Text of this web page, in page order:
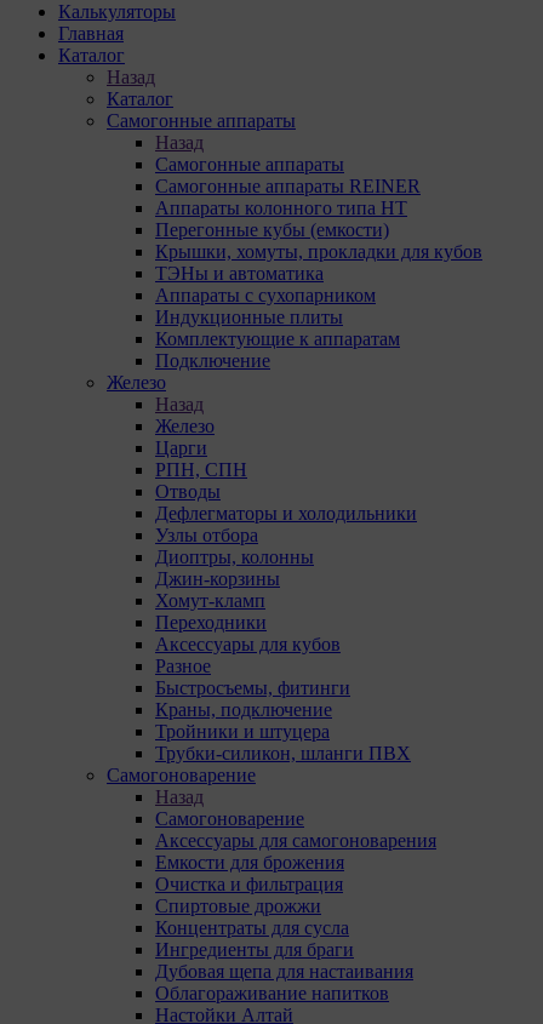
Калькуляторы
Главная
Каталог
Назад
Каталог
Самогонные аппараты
Назад
Самогонные аппараты
Самогонные аппараты REINER
Аппараты колонного типа НТ
Перегонные кубы (емкости)
Крышки, хомуты, прокладки для кубов
ТЭНы и автоматика
Аппараты с сухопарником
Индукционные плиты
Комплектующие к аппаратам
Подключение
Железо
Назад
Железо
Царги
РПН, СПН
Отводы
Дефлегматоры и холодильники
Узлы отбора
Диоптры, колонны
Джин-корзины
Хомут-кламп
Переходники
Аксессуары для кубов
Разное
Быстросъемы, фитинги
Краны, подключение
Тройники и штуцера
Трубки-силикон, шланги ПВХ
Самогоноварение
Назад
Самогоноварение
Аксессуары для самогоноварения
Емкости для брожения
Очистка и фильтрация
Спиртовые дрожжи
Концентраты для сусла
Ингредиенты для браги
Дубовая щепа для настаивания
Облагораживание напитков
Настойки Алтай